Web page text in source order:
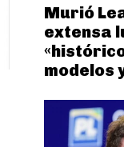
Murió
extensa
modelos